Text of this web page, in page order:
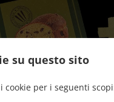
su questo sito
per i seguenti